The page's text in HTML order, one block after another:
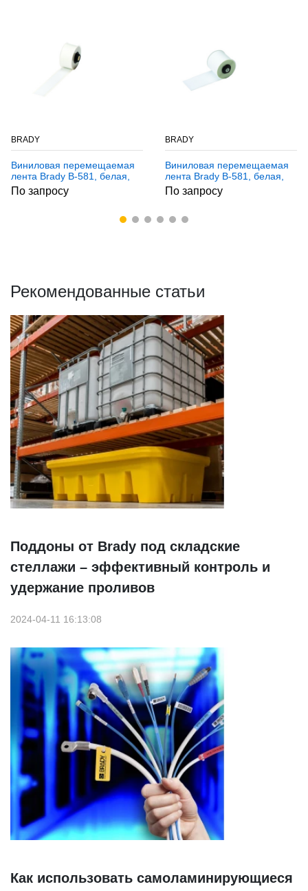
BRADY
Виниловая перемещаемая
лента Brady B-581, белая,
для принтера Handimark,
25 мм * 15 м
По запросу
BRADY
Виниловая перемещаемая
лента Brady B-581, белая,
для принтера Handimark,
50 мм * 15 м
По запросу
Рекомендованные статьи
Поддоны от Brady под складские
стеллажи – эффективный контроль и
удержание проливов
2024-04-11 16:13:08
Как использовать самоламинирующиеся